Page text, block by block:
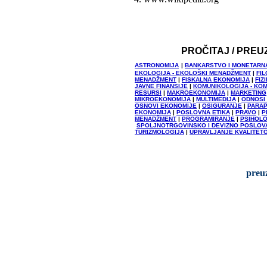
PROČITAJ /
ASTRONOMIJA | BANKARSTVO I
EKOLOGIJA - EKOLOŠKI MENADŽMENT |
MENADŽMENT | FISKALNA EKONOMIJA |
JAVNE FINANSIJE | KOMUNIKOLOGIJA -
RESURSI | MAKROEKONOMIJA | MARKETING
MIKROEKONOMIJA | MULTIMEDIJA | ODNOSI
OSNOVI EKONOMIJE | OSIGURANJE |
EKONOMIJA | POSLOVNA ETIKA | PRAVO |
MENADŽMENT | PROGRAMIRANJE |
SPOLJNOTRGOVINSKO I DEVIZNO
TURIZMOLOGIJA | UPRAVLJANJE